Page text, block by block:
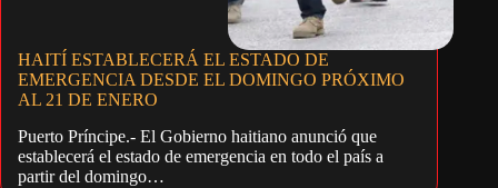
HAITÍ ESTABLECERÁ EL ESTADO DE
EMERGENCIA DESDE EL DOMINGO PRÓXIMO
AL 21 DE ENERO
Puerto Príncipe.- El Gobierno haitiano anunció que
establecerá el estado de emergencia en todo el país a
partir del domingo…